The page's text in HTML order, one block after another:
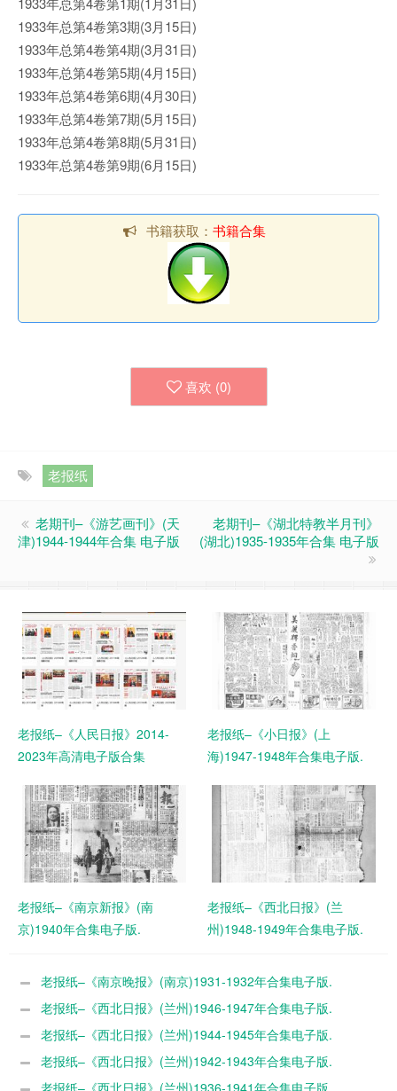
1933年总第4卷第3期(3月15日)
1933年总第4卷第4期(3月31日)
1933年总第4卷第5期(4月15日)
1933年总第4卷第6期(4月30日)
1933年总第4卷第7期(5月15日)
1933年总第4卷第8期(5月31日)
1933年总第4卷第9期(6月15日)
书籍获取： 书籍合集
喜欢 (0)
老报纸
老期刊–《游艺画刊》(天
津)1944-1944年合集 电子版
老期刊–《湖北特教半月刊》
(湖北)1935-1935年合集 电子版
老报纸–《人民日报》2014-
2023年高清电子版合集
老报纸–《小日报》(上
海)1947-1948年合集电子版.
老报纸–《南京新报》(南
京)1940年合集电子版.
老报纸–《西北日报》(兰
州)1948-1949年合集电子版.
老报纸–《南京晚报》(南京)1931-1932年合集电子版.
老报纸–《西北日报》(兰州)1946-1947年合集电子版.
老报纸–《西北日报》(兰州)1944-1945年合集电子版.
老报纸–《西北日报》(兰州)1942-1943年合集电子版.